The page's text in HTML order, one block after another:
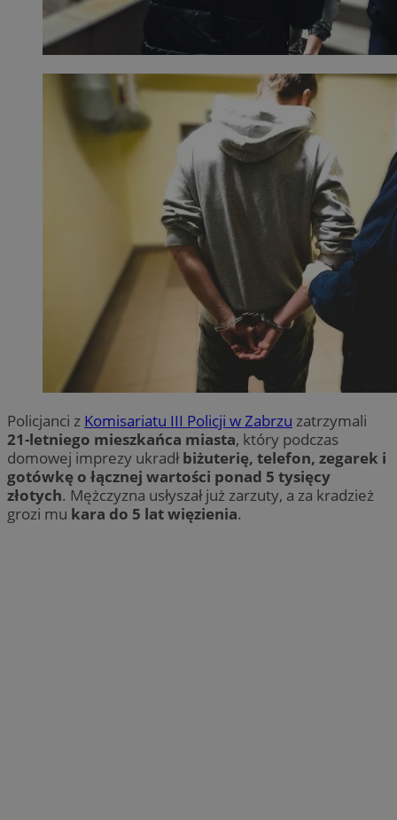
Policjanci z Komisariatu III Policji w Zabrzu zatrzymali
21-letniego mieszkańca miasta, który podczas
domowej imprezy ukradłbiżuterię, telefon, zegarek i
gotówkę o łącznej wartości ponad 5 tysięcy
złotych. Mężczyzna usłyszał już zarzuty, a za kradzież
grozi mu kara do 5 lat więzienia.